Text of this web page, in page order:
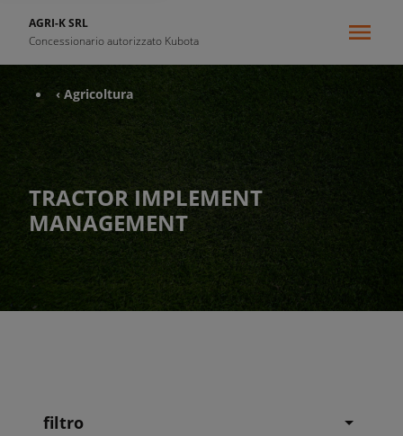
AGRI-K SRL
Concessionario autorizzato Kubota
‹ Agricoltura
TRACTOR IMPLEMENT
MANAGEMENT
filtro